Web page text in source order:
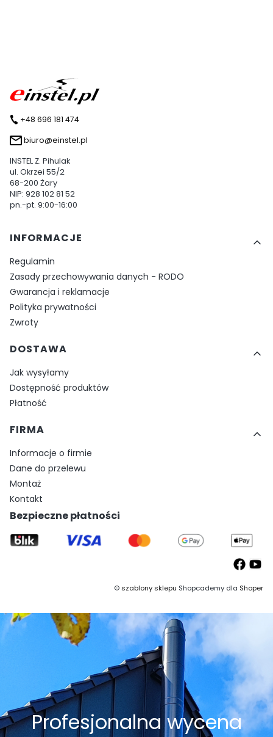
+48 696 181 474
biuro@einstel.pl
INSTEL Z. Pihulak
ul. Okrzei 55/2
68-200 Żary
NIP: 928 102 81 52
pn.-pt. 9:00-16:00
Linki w stopce
INFORMACJE
Regulamin
Zasady przechowywania danych - RODO
Gwarancja i reklamacje
Polityka prywatności
Zwroty
DOSTAWA
Jak wysyłamy
Dostępność produktów
Płatność
FIRMA
Informacje o firmie
Dane do przelewu
Montaż
Kontakt
Bezpieczne płatności
©szablony sklepu Shopcademy dla Shoper
Profesjonalna wycena